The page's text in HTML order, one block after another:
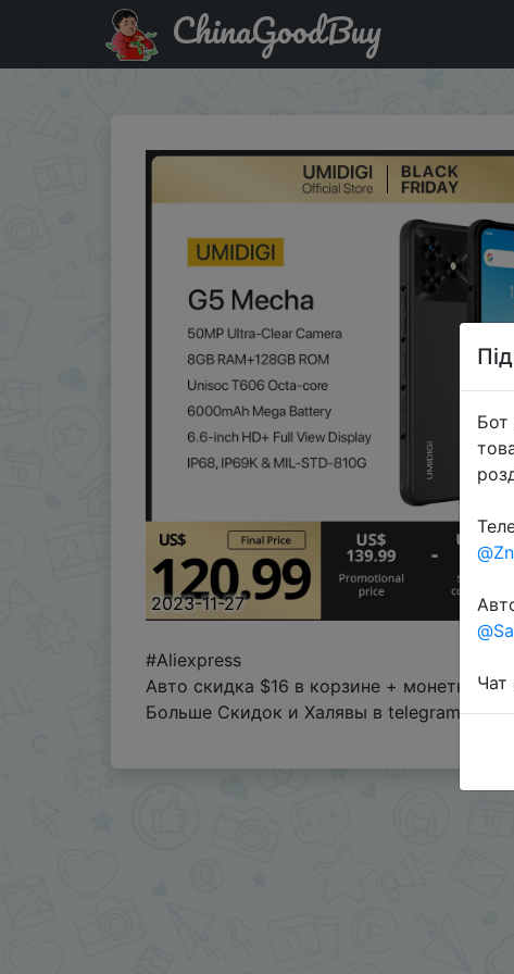
Знижка на UMIDIGI G5 Mecha Smartphone, Android 13
ChinaGoodBuy
2023-11-27
#Aliexpress
Авто скидка $16 в корзине + монетки
Больше Скидок и Халявы в telegramt.me/
Бот
Чат